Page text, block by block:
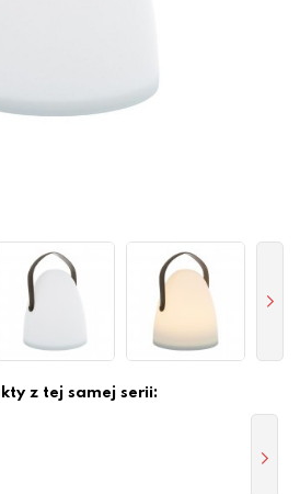
z tej samej serii: